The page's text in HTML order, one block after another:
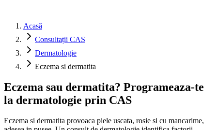
Acasă
Consultații CAS
Dermatologie
Eczema si dermatita
Eczema sau dermatita? Programeaza-te
la dermatologie prin CAS
Eczema si dermatita provoaca piele uscata, rosie si cu mancarime,